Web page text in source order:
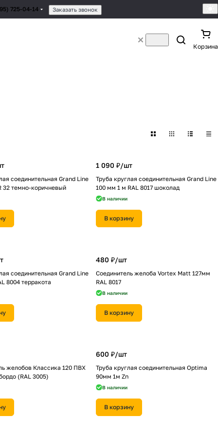
725-04-14 Заказать звонок
Корзина
соединительная Grand Line
32 темно-коричневый
1 090 ₽/шт
Труба круглая соединительная Grand Line
100 мм 1 м RAL 8017 шоколад
В наличии
В корзину
соединительная Grand Line
8004 терракота
480 ₽/шт
Соединитель желоба Vortex Matt 127мм
RAL 8017
В наличии
В корзину
желобов Классика 120 ПВХ
(RAL 3005)
600 ₽/шт
Труба круглая соединительная Optima
90мм 1м Zn
В наличии
В корзину